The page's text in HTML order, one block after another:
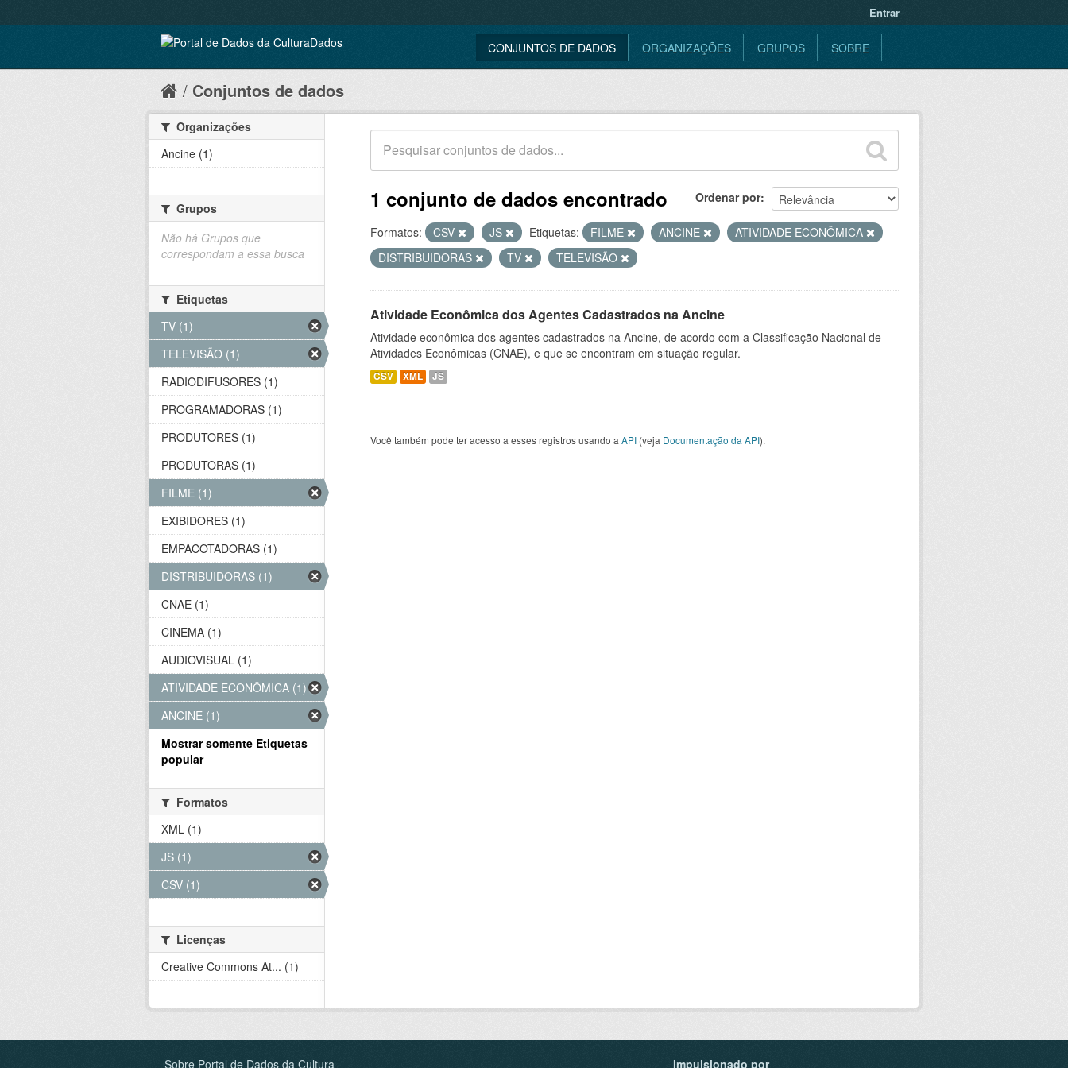
Entrar
CONJUNTOS DE DADOS ORGANIZAÇÕES GRUPOS SOBRE
Conjuntos de dados
Ordenar por
1 conjunto de dados encontrado
Formatos: CSV JS Etiquetas: FILME ANCINE
ATIVIDADE ECONÔMICA
DISTRIBUIDORAS
TV TELEVISÃO
Atividade Econômica dos Agentes Cadastrados na Ancine
Atividade econômica dos agentes cadastrados na Ancine, de acordo com a Classificação Nacional de
Atividades Econômicas (CNAE), e que se encontram em situação regular.
CSV XML JS
Você também pode ter acesso a esses registros usando a API (veja Documentação da API).
Organizações
Ancine (1)
Grupos
Não há Grupos que
correspondam a essa busca
Etiquetas
TV (1)
TELEVISÃO (1)
RADIODIFUSORES (1)
PROGRAMADORAS (1)
PRODUTORES (1)
PRODUTORAS (1)
FILME (1)
EXIBIDORES (1)
EMPACOTADORAS (1)
DISTRIBUIDORAS (1)
CNAE (1)
CINEMA (1)
AUDIOVISUAL (1)
ATIVIDADE ECONÔMICA (1)
ANCINE (1)
Mostrar somente Etiquetas
popular
Formatos
XML (1)
JS (1)
CSV (1)
Licenças
Creative Commons At... (1)
Sobre Portal de Dados da Cultura Impulsionado por